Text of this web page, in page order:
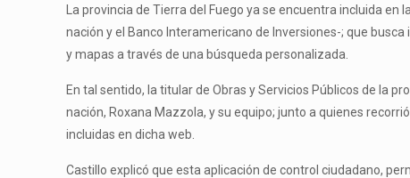
La provincia de Tierra del Fuego ya se encuentra incluida
nación y el Banco Interamericano de Inversiones-; que
y mapas a través de una búsqueda personalizada.
En tal sentido, la titular de Obras y Servicios Públicos de la
nación, Roxana Mazzola, y su equipo; junto a quienes
incluidas en dicha web.
Castillo explicó que esta aplicación de control ciudadano,